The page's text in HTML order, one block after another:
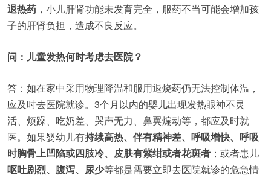
退热药 ，小儿肝肾功能未发育完全，服药不当可能会增加孩
子的肝肾负担，造成不良反应。
问：儿童发热何时考虑去医院？
答：如在家中采用物理降温和服用退烧药仍无法控制体温，
应及时去医院就诊。3个月以内的婴儿出现发热眼神不灵
活、烦躁、吃奶差、哭声无力、鼻翼煽动等，都应及时就
医。如果婴幼儿有持续高热、伴有精神差、呼吸增快、呼吸
时胸骨上凹陷或四肢冷、皮肤有紫绀或者花斑者 ；或者患儿
呕吐剧烈、腹泻、尿少等都是需要立即去医院就诊的危急情